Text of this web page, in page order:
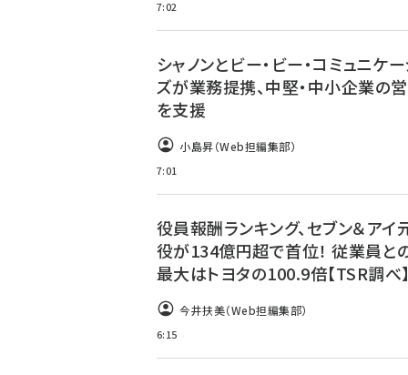
7:02
シャノンとビー・ビー・コミュニケ
ズが業務提携、中堅・中小企業の
を支援
小島昇（Web担編集部）
7:01
役員報酬ランキング、セブン＆アイ
役が134億円超で首位！ 従業員と
最大はトヨタの100.9倍【TSR調べ
今井扶美（Web担編集部）
6:15